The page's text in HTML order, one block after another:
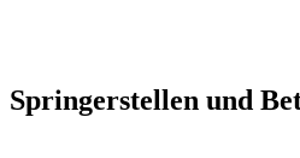
Springerstellen und